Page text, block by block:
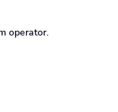
operator.